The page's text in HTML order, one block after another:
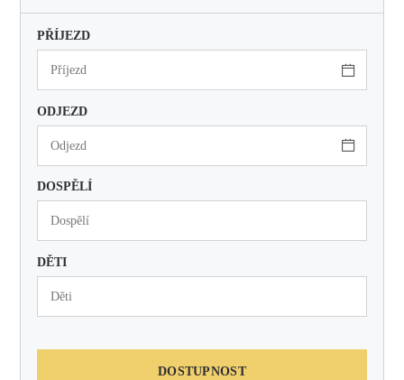
PŘÍJEZD
ODJEZD
DOSPĚLÍ
DĚTI
DOSTUPNOST